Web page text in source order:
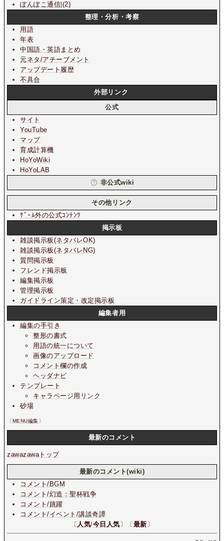
ぽんぽこ通信 (2)
整理・分析・考察
用語
年表
中国語・英語まとめ
元ネタ/アチーブメント
アップデート履歴
不具合
外部リンク
公式
サイト
YouTube
マップ
育成計算機
HoYoWiki
HoYoLAB
非公式wiki
その他リンク
ｹﾞｰﾑ外の公式ｺﾝﾃﾝﾂ
掲示板
雑談掲示板(ネタバレOK)
雑談掲示板(ネタバレNG)
質問掲示板
フレンド掲示板
編集掲示板
管理掲示板
ガイドライン策定・改定掲示板
編集者用
編集の手引き
整形の書式
用語の統一について
画像のアップロード
コメント欄の作成
ヘッダナビ
テンプレート
キャラページ用リンク
砂場
〔MENU編集〕
最新のコメント
zawazawaトップ
最新のコメント(wiki)
コメント/BGM
コメント/幻造：聖杯戦争
コメント/跳躍
コメント/イベント/講談奇譚
〔 人気/今日人気 〕〔 最新 〕